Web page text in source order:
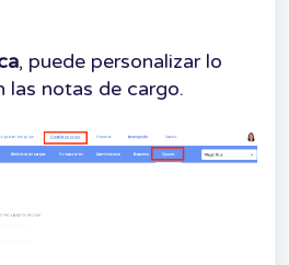
, puede personalizar lo
las notas de cargo.